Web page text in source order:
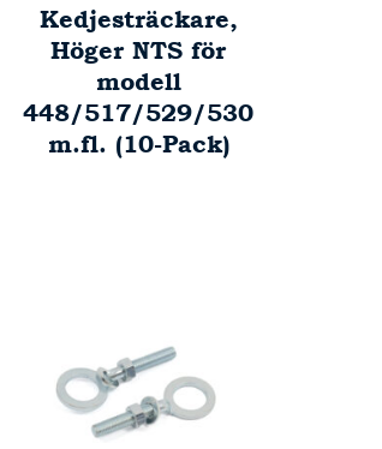
Kedjesträckare,
Höger NTS för
modell
448/517/529/530
m.fl. (10-Pack)